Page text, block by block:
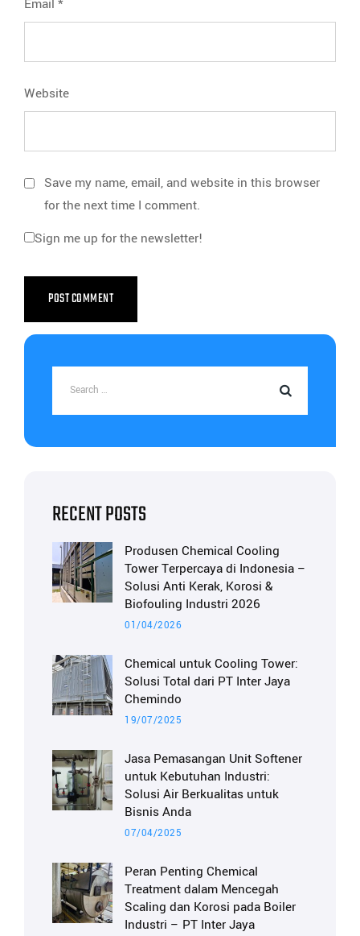
Email *
Website
Save my name, email, and website in this browser
for the next time I comment.
Sign me up for the newsletter!
RECENT POSTS
Produsen Chemical Cooling
Tower Terpercaya di Indonesia –
Solusi Anti Kerak, Korosi &
Biofouling Industri 2026
01/04/2026
Chemical untuk Cooling Tower:
Solusi Total dari PT Inter Jaya
Chemindo
19/07/2025
Jasa Pemasangan Unit Softener
untuk Kebutuhan Industri:
Solusi Air Berkualitas untuk
Bisnis Anda
07/04/2025
Peran Penting Chemical
Treatment dalam Mencegah
Scaling dan Korosi pada Boiler
Industri – PT Inter Jaya